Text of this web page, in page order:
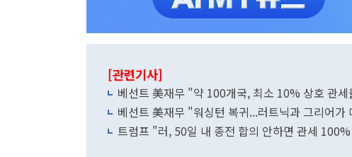
[관련기사]
베선트 美재무 "약 100개국, 최소 10% 상호 관세
베선트 美재무 "워싱턴 복귀...러트닉과 그리어가
트럼프 "러, 50일 내 종전 합의 안하면 관세